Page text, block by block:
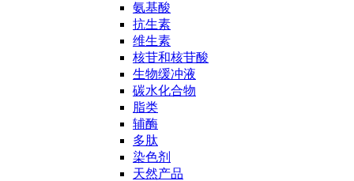
氨基酸
抗生素
维生素
核苷和核苷酸
生物缓冲液
碳水化合物
脂类
辅酶
多肽
染色剂
天然产品